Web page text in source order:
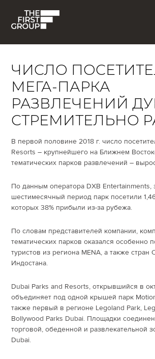
ЧИСЛО
МЕГА-ПАРКА
РАЗВЛЕЧЕНИЙ
СТРЕМИТЕЛЬНО
В первой половине 2018 г. число
Resorts – крупнейшего на Ближнем
тематических парков развлечений –
По данным оператора DXB Entertainments,
шестимесячный период парк посетили
которых 38% прибыли из-за рубежа.
По словам представителей компании,
тематических парков оказался особенно
туристов из региона MENA, а также
Индостана.
Dubai Parks and Resorts, открывшийся в
объединяет под одной крышей парк
также первый в регионе Legoland Park,
Bollywood Parks Dubai. Площадки
торговой, обеденной и развлекательной
Dubai.